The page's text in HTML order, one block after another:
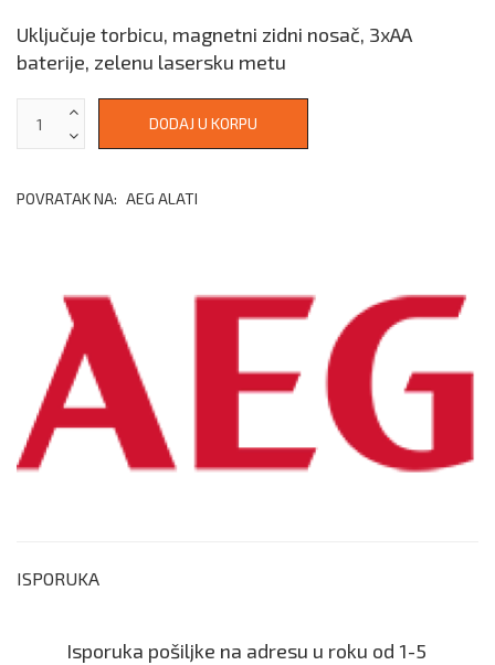
Uključuje torbicu, magnetni zidni nosač, 3xAA
baterije, zelenu lasersku metu
POVRATAK NA: AEG ALATI
ISPORUKA
Isporuka pošiljke na adresu u roku od 1-5